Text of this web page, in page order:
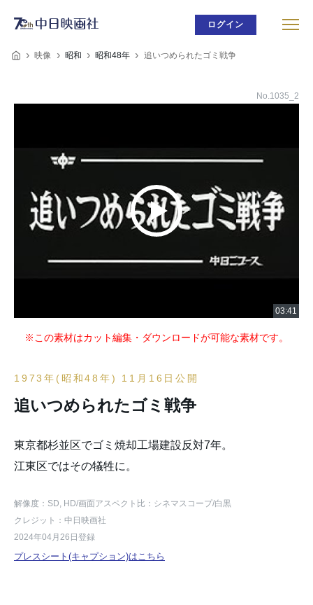
ログイン
映像 昭和 昭和48年 追いつめられたゴミ戦争
No.1035_2
※この素材はカット編集・ダウンロードが可能な素材です。
1973年(昭和48年) 11月16日公開
追いつめられたゴミ戦争
東京都杉並区でゴミ焼却工場建設反対7年。
江東区ではその犠牲に。
解像度：SD, HD/画面アスペクト比：シネマスコープ/白黒
クレジット：中日映画社
2024年04月26日登録
プレスシート(キャプション)はこちら